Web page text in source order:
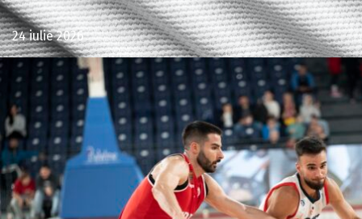
24 iulie 2026